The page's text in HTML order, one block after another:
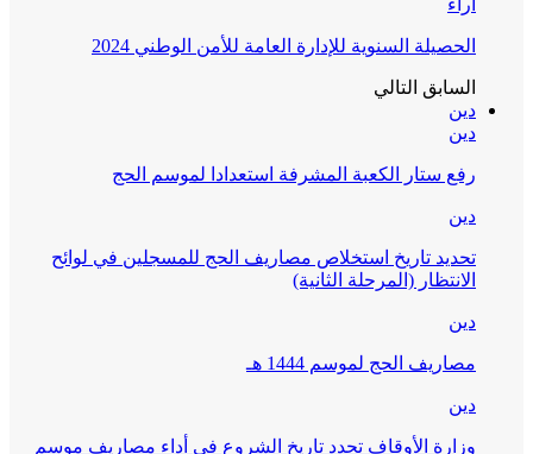
آراء
الحصيلة السنوية للإدارة العامة للأمن الوطني 2024
السابق التالي
دين
دين
رفع ستار الكعبة المشرفة استعدادا لموسم الحج
دين
تحديد تاريخ استخلاص مصاريف الحج للمسجلين في لوائح
الانتظار (المرحلة الثانية)
دين
مصاريف الحج لموسم 1444 هـ
دين
وزارة الأوقاف تحدد تاريخ الشروع في أداء مصاريف موسم